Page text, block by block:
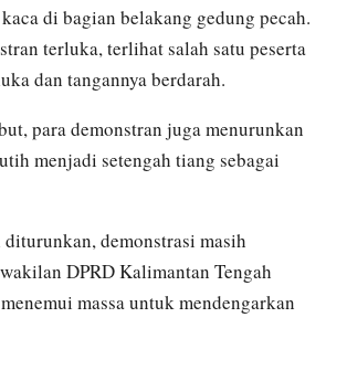
di bagian belakang gedung pecah.
terluka, terlihat salah satu peserta
dan tangannya berdarah.
para demonstran juga menurunkan
menjadi setengah tiang sebagai
demonstrasi masih
DPRD Kalimantan Tengah
massa untuk mendengarkan